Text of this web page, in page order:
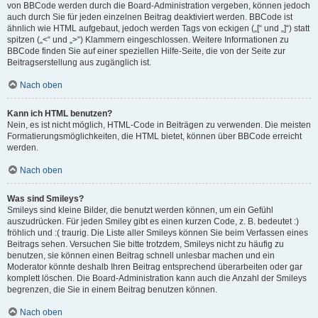
von BBCode werden durch die Board-Administration vergeben, können jedoch
auch durch Sie für jeden einzelnen Beitrag deaktiviert werden. BBCode ist
ähnlich wie HTML aufgebaut, jedoch werden Tags von eckigen („[“ und „]“) statt
spitzen („<“ und „>“) Klammern eingeschlossen. Weitere Informationen zu
BBCode finden Sie auf einer speziellen Hilfe-Seite, die von der Seite zur
Beitragserstellung aus zugänglich ist.
Nach oben
Kann ich HTML benutzen?
Nein, es ist nicht möglich, HTML-Code in Beiträgen zu verwenden. Die meisten
Formatierungsmöglichkeiten, die HTML bietet, können über BBCode erreicht
werden.
Nach oben
Was sind Smileys?
Smileys sind kleine Bilder, die benutzt werden können, um ein Gefühl
auszudrücken. Für jeden Smiley gibt es einen kurzen Code, z. B. bedeutet :)
fröhlich und :( traurig. Die Liste aller Smileys können Sie beim Verfassen eines
Beitrags sehen. Versuchen Sie bitte trotzdem, Smileys nicht zu häufig zu
benutzen, sie können einen Beitrag schnell unlesbar machen und ein
Moderator könnte deshalb Ihren Beitrag entsprechend überarbeiten oder gar
komplett löschen. Die Board-Administration kann auch die Anzahl der Smileys
begrenzen, die Sie in einem Beitrag benutzen können.
Nach oben